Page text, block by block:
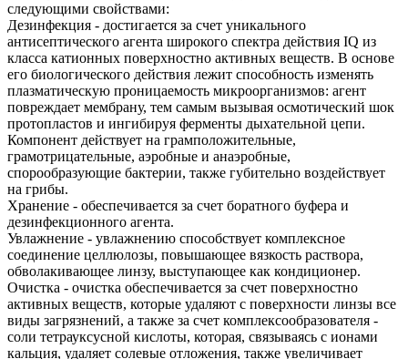
следующими свойствами:
Дезинфекция - достигается за счет уникального
антисептического агента широкого спектра действия IQ из
класса катионных поверхностно активных веществ. В основе
его биологического действия лежит способность изменять
плазматическую проницаемость микроорганизмов: агент
повреждает мембрану, тем самым вызывая осмотический шок
протопластов и ингибируя ферменты дыхательной цепи.
Компонент действует на грамположительные,
грамотрицательные, аэробные и анаэробные,
спорообразующие бактерии, также губительно воздействует
на грибы.
Хранение - обеспечивается за счет боратного буфера и
дезинфекционного агента.
Увлажнение - увлажнению способствует комплексное
соединение целлюлозы, повышающее вязкость раствора,
обволакивающее линзу, выступающее как кондиционер.
Очистка - очистка обеспечивается за счет поверхностно
активных веществ, которые удаляют с поверхности линзы все
виды загрязнений, а также за счет комплексообразователя -
соли тетрауксусной кислоты, которая, связываясь с ионами
кальция, удаляет солевые отложения, также увеличивает